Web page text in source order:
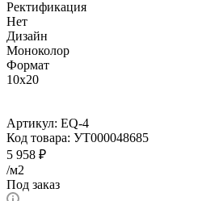
Ректификация
Нет
Дизайн
Моноколор
Формат
10x20
Артикул: EQ-4
Код товара: УТ000048685
5 958 ₽
/м2
Под заказ